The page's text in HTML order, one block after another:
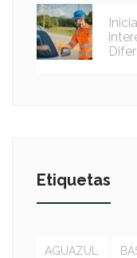
Etiquetas
AGUAZUL